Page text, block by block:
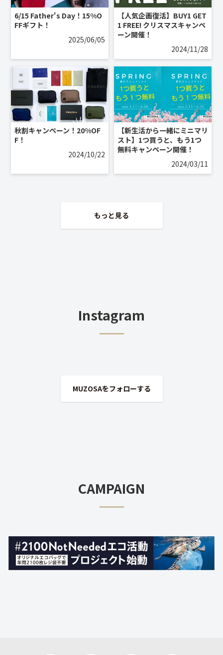
6/15 Father's Day！15%O
FFギフト！
2025/06/05
【人気企画復活】BUY1 GET
1 FREE! クリスマスキャンペ
ーン開催！
2024/11/28
秋割キャンペーン！20%OF
F！
2024/10/22
【新生活から一緒にミニマリ
スト】1つ買うと、もう1つ
無料キャンペーン開催！
2024/03/11
もっと見る
Instagram
MUZOSAをフォローする
CAMPAIGN